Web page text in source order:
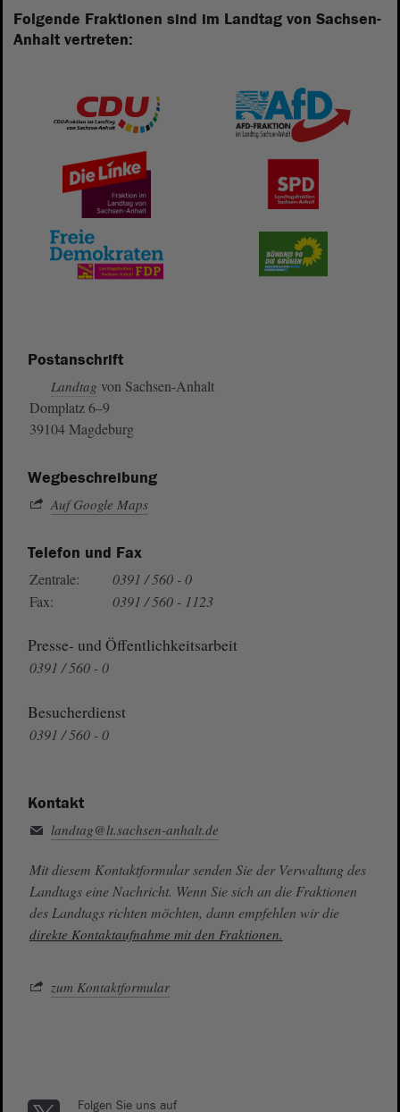
Folgende Fraktionen sind im Landtag von Sachsen-
Anhalt vertreten:
Postanschrift
Landtag von Sachsen-Anhalt
Domplatz 6–9
39104 Magdeburg
Wegbeschreibung
Auf Google Maps
Telefon und Fax
Zentrale:
0391 / 560 - 0
Fax:
0391 / 560 - 1123
Presse- und Öffentlichkeitsarbeit
0391 / 560 - 0
Besucherdienst
0391 / 560 - 0
Kontakt
landtag@lt.sachsen-anhalt.de
Mit diesem Kontaktformular senden Sie der Verwaltung des
Landtags eine Nachricht. Wenn Sie sich an die Fraktionen
des Landtags richten möchten, dann empfehlen wir die
direkte Kontaktaufnahme mit den Fraktionen.
zum Kontaktformular
Folgen Sie uns auf